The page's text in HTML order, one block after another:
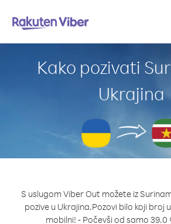
Kako pozivati
Ukrajina
S uslugom Viber Out možete iz
pozive u Ukrajina.Pozovi bilo koji broj
mobilni! - Počevši od samo 39.0